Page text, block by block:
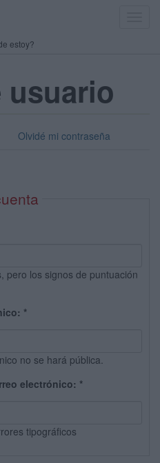
estoy?
usuario
Olvidé mi contraseña
pero los signos de puntuación
*
no se hará pública.
electrónico: *
tipográficos